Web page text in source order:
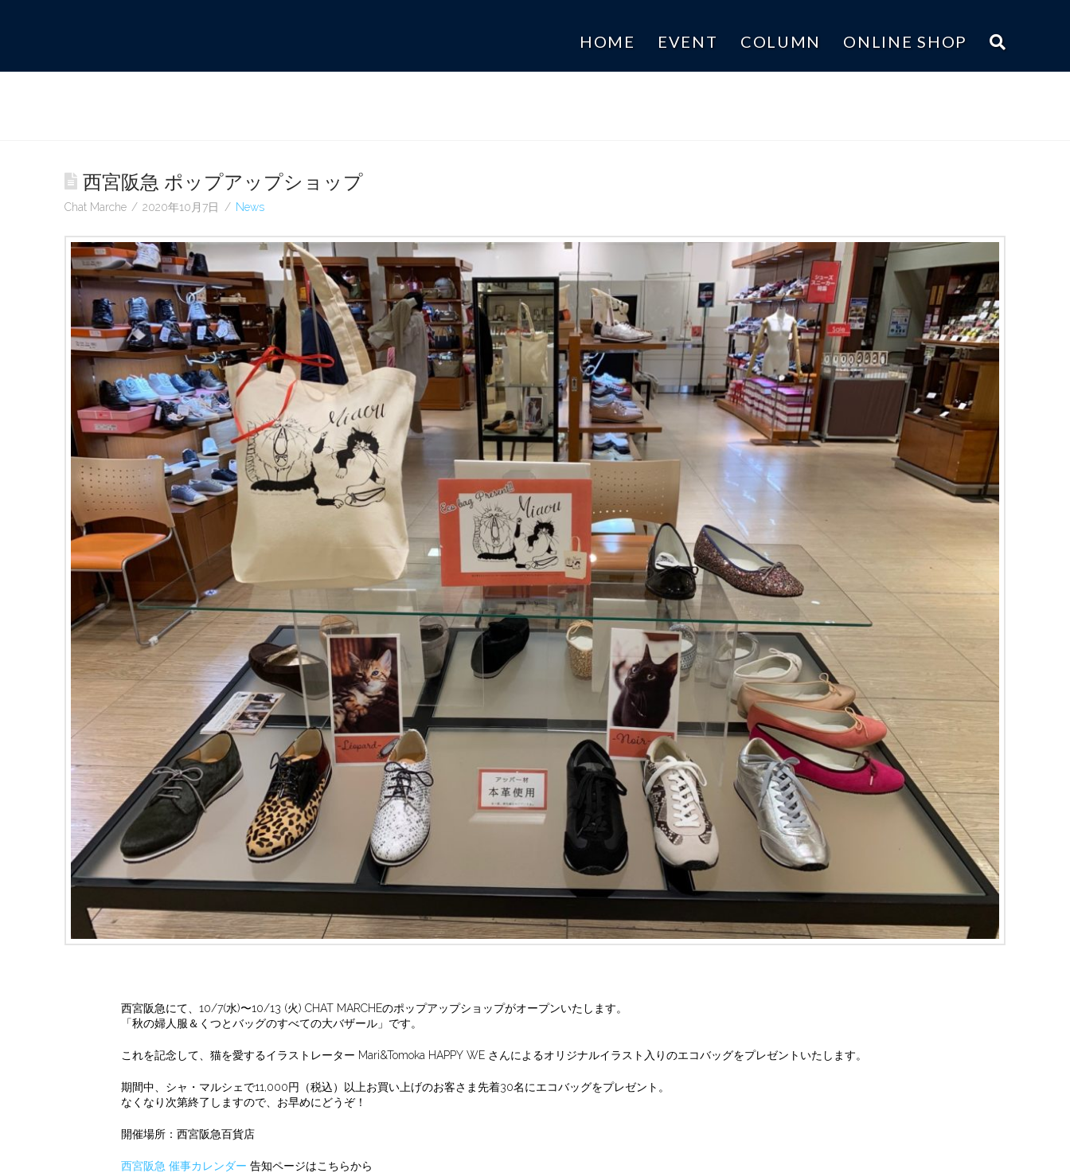
HOME EVENT COLUMN ONLINE SHOP
西宮阪急 ポップアップショップ
Chat Marche 2020年10月7日 News
西宮阪急にて、10/7(水)〜10/13 (火) CHAT MARCHEのポップアップショップがオープンいたします。
「秋の婦人服＆くつとバッグのすべての大バザール」です。
これを記念して、猫を愛するイラストレーター Mari&Tomoka HAPPY WE さんによるオリジナルイラスト入りのエコバッグをプレゼントいたします。
期間中、シャ・マルシェで11,000円（税込）以上お買い上げのお客さま先着30名にエコバッグをプレゼント。
なくなり次第終了しますので、お早めにどうぞ！
開催場所：西宮阪急百貨店
西宮阪急 催事カレンダー 告知ページはこちらから